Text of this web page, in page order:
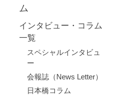
ム
インタビュー・コラム
一覧
スペシャルインタビュ
ー
会報誌（News Letter）
日本橋コラム